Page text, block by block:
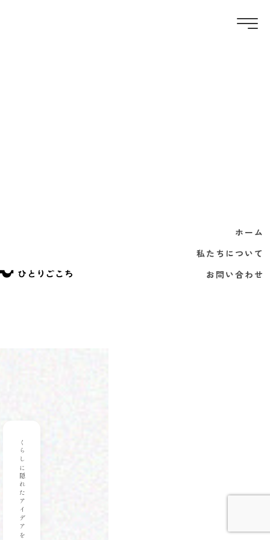
ホーム
私たちについて
お問い合わせ
くらしに隠れたアイデアを大切に
くらしに隠れたアイデアを大切に
2022｜Logo
私たちについて